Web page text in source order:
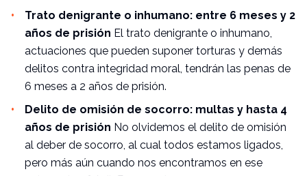
Trato denigrante o inhumano: entre 6 meses y 2
años de prisión El trato denigrante o inhumano,
actuaciones que pueden suponer torturas y demás
delitos contra integridad moral, tendrán las penas de
6 meses a 2 años de prisión.
Delito de omisión de socorro: multas y hasta 4
años de prisión No olvidemos el delito de omisión
al deber de socorro, al cual todos estamos ligados,
pero más aún cuando nos encontramos en ese